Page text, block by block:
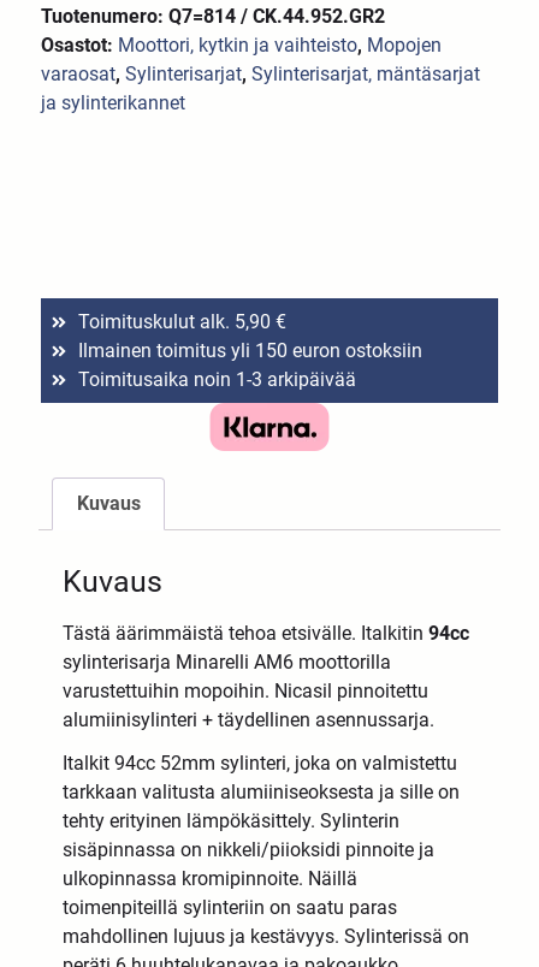
Tuotenumero: Q7=814 / CK.44.952.GR2
Osastot: Moottori, kytkin ja vaihteisto, Mopojen
varaosat,Sylinterisarjat,Sylinterisarjat, mäntäsarjat
ja sylinterikannet
Toimituskulut alk. 5,90 €
Ilmainen toimitus yli 150 euron ostoksiin
Toimitusaika noin 1-3 arkipäivää
Kuvaus
Kuvaus
Tästä äärimmäistä tehoa etsivälle. Italkitin94cc
sylinterisarja Minarelli AM6 moottorilla
varustettuihin mopoihin. Nicasil pinnoitettu
alumiinisylinteri + täydellinen asennussarja.
Italkit 94cc 52mm sylinteri, joka on valmistettu
tarkkaan valitusta alumiiniseoksesta ja sille on
tehty erityinen lämpökäsittely. Sylinterin
sisäpinnassa on nikkeli/piioksidi pinnoite ja
ulkopinnassa kromipinnoite. Näillä
toimenpiteillä sylinteriin on saatu paras
mahdollinen lujuus ja kestävyys. Sylinterissä on